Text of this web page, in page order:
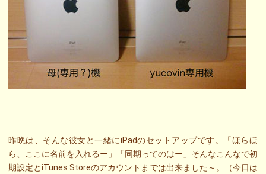
昨晩は、そんな彼女と一緒にiPadのセットアップです。「ほらほ
ら、ここに名前を入れるー」「同期ってのはー」そんなこんなで初
期設定とiTunes Storeのアカウントまでは出来ました～。（今日は